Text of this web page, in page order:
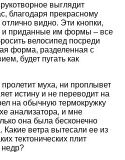
выглядит
благодаря прекрасному
видно. Эти кнопки,
и приданные им формы – все
велосипед посреди
форма, разделенная с
будет пугать как
муха, ни проплывет
истину и не переводит на
на обычную термокружку
анализатора, и мне
она была бесконечно
ветра вытесали ее из
тектонических плит